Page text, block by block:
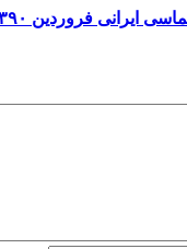
ایرانی فروردین ۱۳۹۰